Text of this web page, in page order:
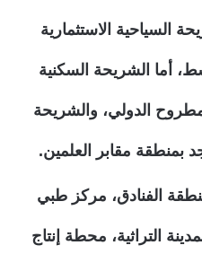
السياحية الاستثمارية
أما الشريحة السكنية
الدولي، والشريحة
بمنطقة مقابر العلمين.
الفنادق، مركز طبي
التراثية، محطة إنتاج